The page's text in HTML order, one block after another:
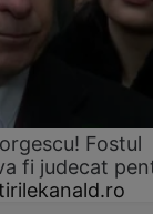
Fostul
fi judecat